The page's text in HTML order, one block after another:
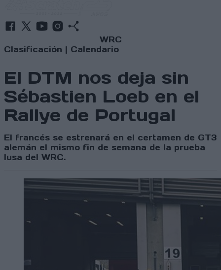
WRC
Clasificación | Calendario
El DTM nos deja sin
Sébastien Loeb en el
Rallye de Portugal
El francés se estrenará en el certamen de GT3
alemán el mismo fin de semana de la prueba
lusa del WRC.